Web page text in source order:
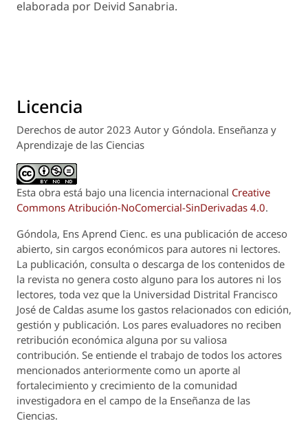
elaborada por Deivid Sanabria.
Licencia
Derechos de autor 2023 Autor y Góndola. Enseñanza y
Aprendizaje de las Ciencias
Esta obra está bajo una licencia internacional Creative
Commons Atribución-NoComercial-SinDerivadas 4.0.
Góndola, Ens Aprend Cienc. es una publicación de acceso
abierto, sin cargos económicos para autores ni lectores.
La publicación, consulta o descarga de los contenidos de
la revista no genera costo alguno para los autores ni los
lectores, toda vez que la Universidad Distrital Francisco
José de Caldas asume los gastos relacionados con edición,
gestión y publicación. Los pares evaluadores no reciben
retribución económica alguna por su valiosa
contribución. Se entiende el trabajo de todos los actores
mencionados anteriormente como un aporte al
fortalecimiento y crecimiento de la comunidad
investigadora en el campo de la Enseñanza de las
Ciencias.